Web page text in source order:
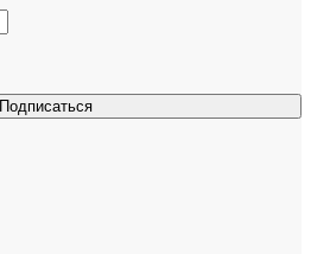
Подписаться